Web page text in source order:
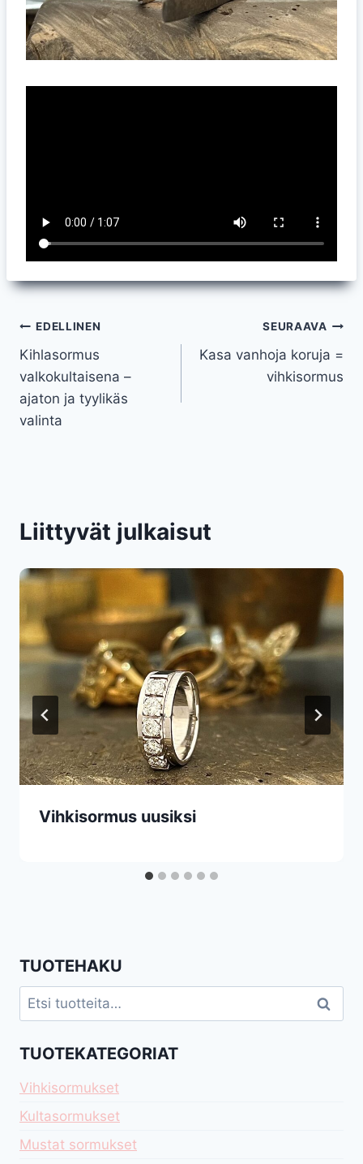
Artikkelien
selaus
EDELLINEN
Kihlasormus
valkokultaisena –
ajaton ja tyylikäs
valinta
SEURAAVA
Kasa vanhoja koruja =
vihkisormus
Liittyvät julkaisut
Vihkisormus uusiksi
TUOTEHAKU
Etsi: Haku
TUOTEKATEGORIAT
Vihkisormukset
Kultasormukset
Mustat sormukset